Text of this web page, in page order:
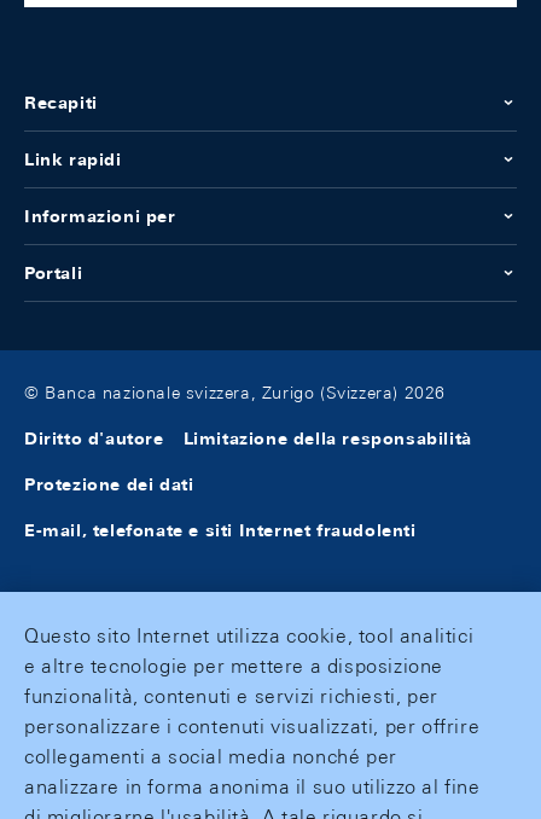
Recapiti
Link rapidi
Informazioni per
Portali
© Banca nazionale svizzera, Zurigo (Svizzera) 2026
Diritto d'autore Limitazione della responsabilità
Protezione dei dati
E-mail, telefonate e siti Internet fraudolenti
Questo sito Internet utilizza cookie, tool analitici
e altre tecnologie per mettere a disposizione
funzionalità, contenuti e servizi richiesti, per
personalizzare i contenuti visualizzati, per offrire
collegamenti a social media nonché per
analizzare in forma anonima il suo utilizzo al fine